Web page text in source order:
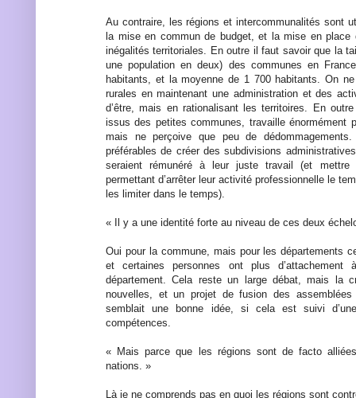
Au contraire, les régions et intercommunalités sont
la mise en commun de budget, et la mise en place
inégalités territoriales. En outre il faut savoir que la
une population en deux) des communes en
habitants, et la moyenne de 1 700 habitants. On
rurales en maintenant une administration et des
d’être, mais en rationalisant les territoires. En
issus des petites communes, travaille énormément
mais ne perçoive que peu de
préférables de créer des subdivisions
seraient rémunéré à leur juste travail (et
permettant d’arrêter leur activité professionnelle le
les limiter dans le temps).
« Il y a une identité forte au niveau de ces deux
Oui pour la commune, mais pour les départements
et certaines personnes ont plus
département. Cela reste un large débat, mais la
nouvelles, et un projet de fusion des assemblées
semblait une bonne idée, si cela est suivi
compétences.
« Mais parce que les régions sont de facto
nations. »
Là je ne comprends pas en quoi les régions sont